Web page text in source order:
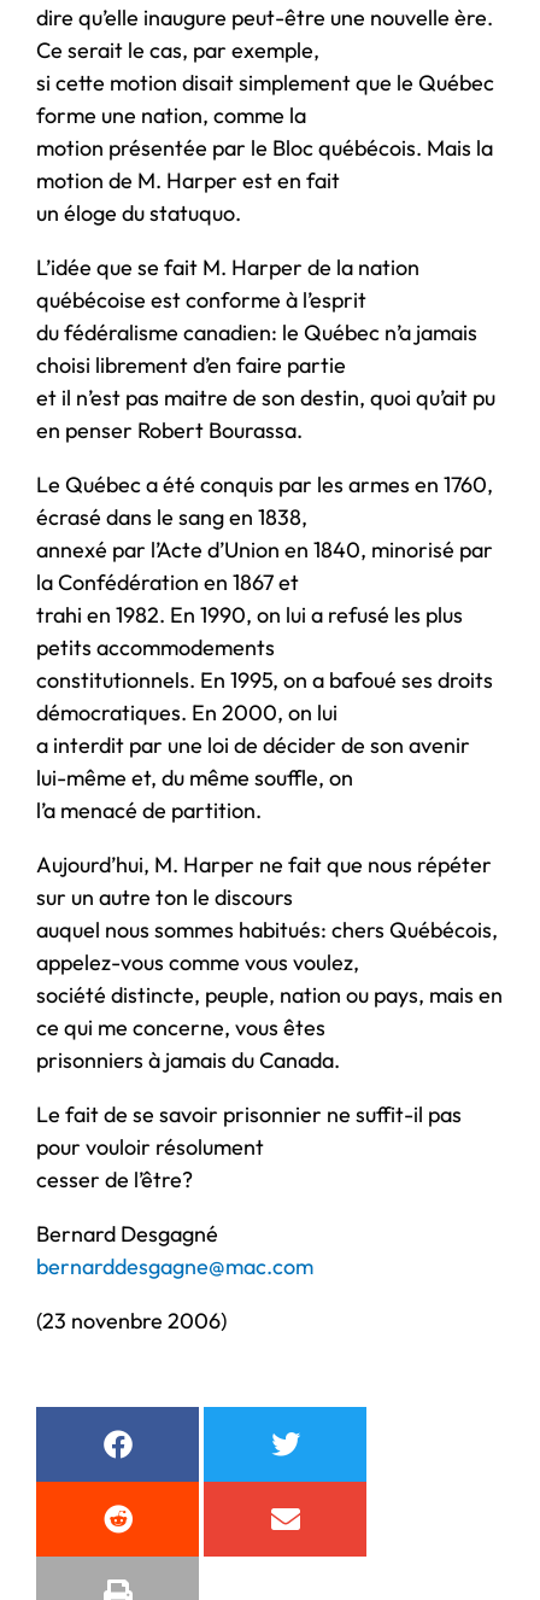
dire qu’elle inaugure peut-être une nouvelle ère.
Ce serait le cas, par exemple,
si cette motion disait simplement que le Québec
forme une nation, comme la
motion présentée par le Bloc québécois. Mais la
motion de M. Harper est en fait
un éloge du statuquo.
L’idée que se fait M. Harper de la nation
québécoise est conforme à l’esprit
du fédéralisme canadien: le Québec n’a jamais
choisi librement d’en faire partie
et il n’est pas maitre de son destin, quoi qu’ait pu
en penser Robert Bourassa.
Le Québec a été conquis par les armes en 1760,
écrasé dans le sang en 1838,
annexé par l’Acte d’Union en 1840, minorisé par
la Confédération en 1867 et
trahi en 1982. En 1990, on lui a refusé les plus
petits accommodements
constitutionnels. En 1995, on a bafoué ses droits
démocratiques. En 2000, on lui
a interdit par une loi de décider de son avenir
lui-même et, du même souffle, on
l’a menacé de partition.
Aujourd’hui, M. Harper ne fait que nous répéter
sur un autre ton le discours
auquel nous sommes habitués: chers Québécois,
appelez-vous comme vous voulez,
société distincte, peuple, nation ou pays, mais en
ce qui me concerne, vous êtes
prisonniers à jamais du Canada.
Le fait de se savoir prisonnier ne suffit-il pas
pour vouloir résolument
cesser de l’être?
Bernard Desgagné
bernarddesgagne@mac.com
(23 novenbre 2006)